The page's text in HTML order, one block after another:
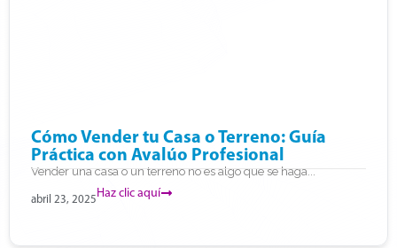
Cómo Vender tu Casa o Terreno: Guía
Práctica con Avalúo Profesional
Vender una casa o un terreno no es algo que se haga...
abril 23, 2025Haz clic aquí